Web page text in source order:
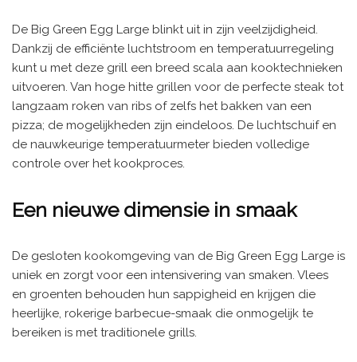
De Big Green Egg Large blinkt uit in zijn veelzijdigheid.
Dankzij de efficiënte luchtstroom en temperatuurregeling
kunt u met deze grill een breed scala aan kooktechnieken
uitvoeren. Van hoge hitte grillen voor de perfecte steak tot
langzaam roken van ribs of zelfs het bakken van een
pizza; de mogelijkheden zijn eindeloos. De luchtschuif en
de nauwkeurige temperatuurmeter bieden volledige
controle over het kookproces.
Een nieuwe dimensie in smaak
De gesloten kookomgeving van de Big Green Egg Large is
uniek en zorgt voor een intensivering van smaken. Vlees
en groenten behouden hun sappigheid en krijgen die
heerlijke, rokerige barbecue-smaak die onmogelijk te
bereiken is met traditionele grills.